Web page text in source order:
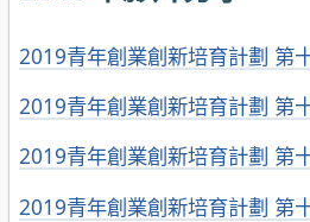
2019青年創業創新培育計劃 第
2019青年創業創新培育計劃 第
2019青年創業創新培育計劃 第
2019青年創業創新培育計劃 第